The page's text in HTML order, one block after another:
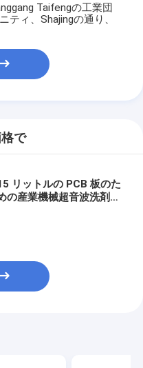
Taifengの工業団
ティ、Shajingの通り、
で
リットルの PCB 板のた
の産業機械超音波洗剤タ